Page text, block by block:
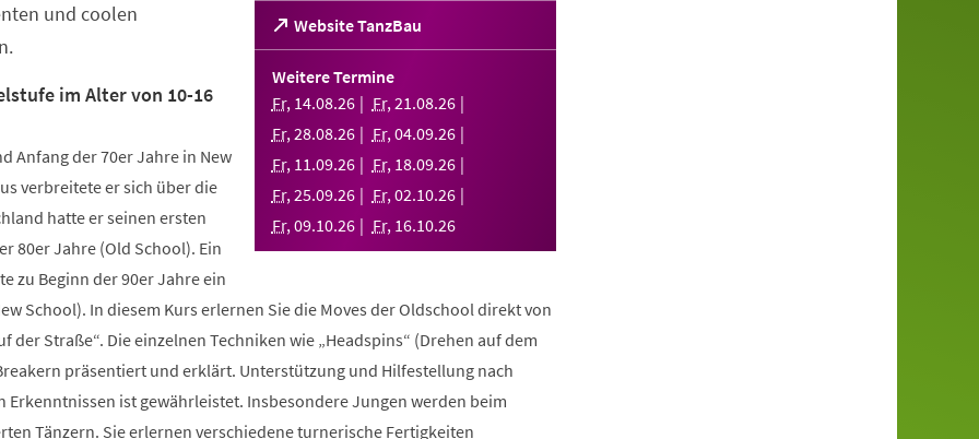
Website TanzBau
(Öffnet
in
einem
Tab)
Weitere Termine
Fr, 14.08.26 Fr,21.08.26
Fr,28.08.26 Fr,04.09.26
Fr, 11.09.26 Fr, 18.09.26
Fr,25.09.26 Fr,02.10.26
Fr,09.10.26 Fr, 16.10.26
und coolen
im Alter von 10-16
Anfang der 70er Jahre in New
verbreitete er sich über die
hatte er seinen ersten
80er Jahre (Old School). Ein
zu Beginn der 90er Jahre ein
School). In diesem Kurs erlernen Sie die Moves der Oldschool direkt von
der Straße“. Die einzelnen Techniken wie „Headspins“ (Drehen auf dem
präsentiert und erklärt. Unterstützung und Hilfestellung nach
ist gewährleistet. Insbesondere Jungen werden beim
Tänzern. Sie erlernen verschiedene turnerische Fertigkeiten